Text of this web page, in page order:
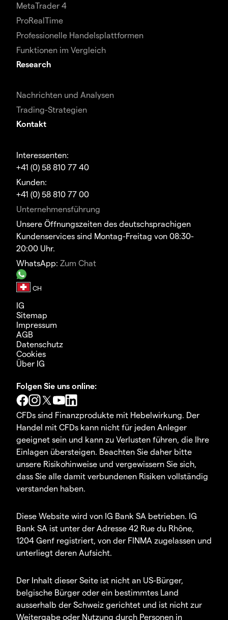
MetaTrader 4
ProRealTime
Professionelle Handelsplattformen
Funktionen im Vergleich
Research
Nachrichten und Analysen
Trading-Strategien
Kontakt
Interessenten:
+41 (0) 58 810 77 40
Kunden:
+41 (0) 58 810 77 00
Unternehmensführung
Unsere Öffnungszeiten des deutschsprachigen
Kundenservices sind Montag-Freitag von 08:30-
20:00 Uhr.
WhatsApp: Zum Chat
IG
Sitemap
Impressum
AGB
Datenschutz
Cookies
Über IG
Folgen Sie uns online:
CFDs sind Finanzprodukte mit Hebelwirkung. Der
Handel mit CFDs kann nicht für jeden Anleger
geeignet sein und kann zu Verlusten führen, die Ihre
Einlagen übersteigen. Beachten Sie daher bitte
unsere Risikohinweise und vergewissern Sie sich,
dass Sie alle damit verbundenen Risiken vollständig
verstanden haben.
Diese Website wird von IG Bank SA betrieben. IG
Bank SA ist unter der Adresse 42 Rue du Rhône,
1204 Genf registriert, von der FINMA zugelassen und
unterliegt deren Aufsicht.
Der Inhalt dieser Seite ist nicht an US-Bürger,
belgische Bürger oder ein bestimmtes Land
ausserhalb der Schweiz gerichtet und ist nicht zur
Weitergabe oder Nutzung durch Personen in